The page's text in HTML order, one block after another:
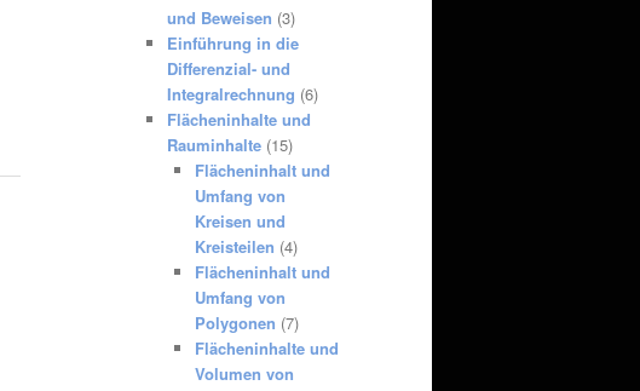
und Beweisen (3)
Einführung in die
Differenzial- und
Integralrechnung (6)
Flächeninhalte und
Rauminhalte (15)
Flächeninhalt und
Umfang von
Kreisen und
Kreisteilen (4)
Flächeninhalt und
Umfang von
Polygonen (7)
Flächeninhalte und
Volumen von